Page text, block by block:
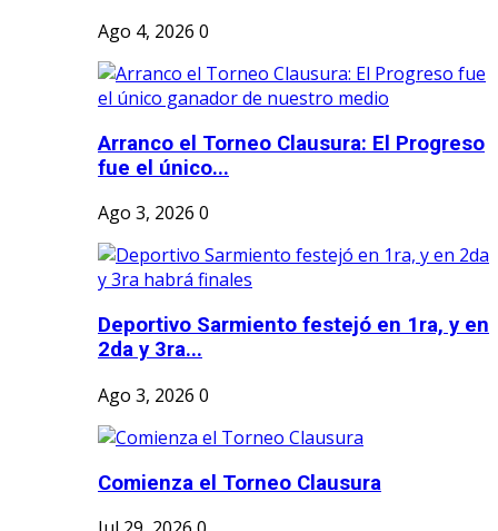
Ago 4, 2026 0
Arranco el Torneo Clausura: El Progreso
fue el único...
Ago 3, 2026 0
Deportivo Sarmiento festejó en 1ra, y en
2da y 3ra...
Ago 3, 2026 0
Comienza el Torneo Clausura